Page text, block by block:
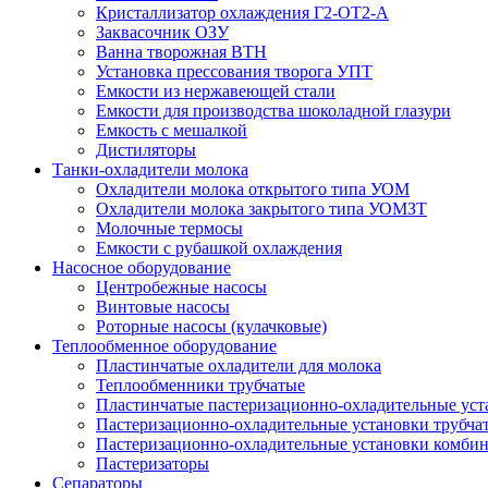
Кристаллизатор охлаждения Г2-ОТ2-А
Заквасочник ОЗУ
Ванна творожная ВТН
Установка прессования творога УПТ
Емкости из нержавеющей стали
Емкости для производства шоколадной глазури
Емкость с мешалкой
Дистиляторы
Танки-охладители молока
Охладители молока открытого типа УОМ
Охладители молока закрытого типа УОМЗТ
Молочные термосы
Емкости с рубашкой охлаждения
Насосное оборудование
Центробежные насосы
Винтовые насосы
Роторные насосы (кулачковые)
Теплообменное оборудование
Пластинчатые охладители для молока
Теплообменники трубчатые
Пластинчатые пастеризационно-охладительные
Пастеризационно-охладительные установки
Пастеризационно-охладительные установки
Пастеризаторы
Сепараторы